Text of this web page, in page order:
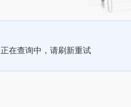
正在查询中，请刷新重试